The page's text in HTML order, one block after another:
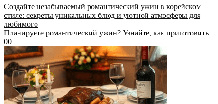
Создайте незабываемый романтический ужин в корейском
стиле: секреты уникальных блюд и уютной атмосферы для
любимого
Планируете романтический ужин? Узнайте, как приготовить
00